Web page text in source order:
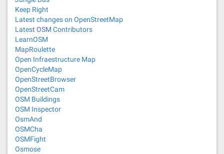
Keep Right
Latest changes on OpenStreetMap
Latest OSM Contributors
LearnOSM
MapRoulette
Open Infraestructure Map
OpenCycleMap
OpenStreetBrowser
OpenStreetCam
OSM Buildings
OSM Inspector
OsmAnd
OSMCha
OSMFight
Osmose